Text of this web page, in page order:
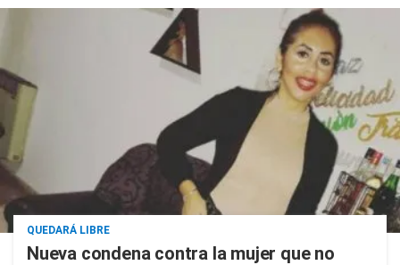
QUEDARÁ LIBRE
Nueva condena contra la mujer que no